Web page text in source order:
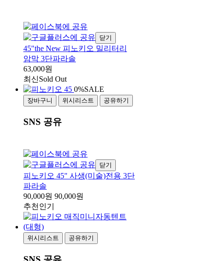
닫기
45"the New 피노키오 밀리터리
암막 3단파라솔
63,000원
최신Sold Out
0%SALE
장바구니 위시리스트 공유하기
SNS 공유
닫기
피노키오 45" 사생(미술)전용 3단
파라솔
90,000원 90,000원
추천 인기
위시리스트 공유하기